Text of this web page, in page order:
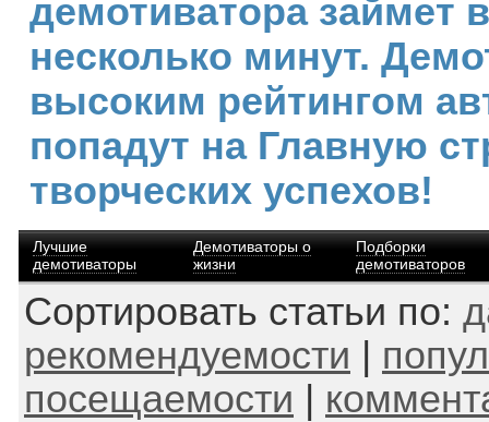
демотиватора займет
несколько минут.
высоким рейтингом
попадут на Главную
творческих успехов!
Лучшие
демотиваторы
Демотиваторы о
жизни
Подборки
демотиваторов
Сортировать статьи по:
рекомендуемости
посещаемости